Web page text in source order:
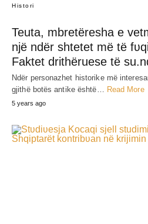
Histori
Teuta, mbretëresha e
një ndër shtetet më të
Faktet drithëruese të
Ndër personazhet historike më
gjithë botës antike është… Read More
5 years ago